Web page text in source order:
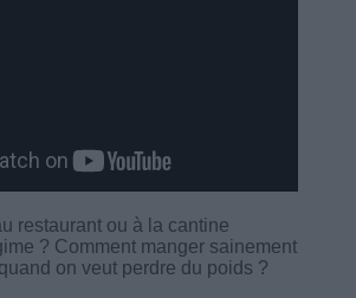
restaurant ou à la cantine
? Comment manger sainement
on veut perdre du poids ?